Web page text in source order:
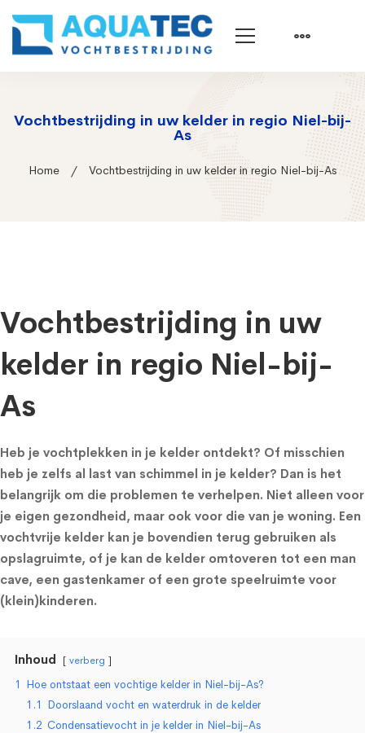
Vochtbestrijding in uw kelder in regio Niel-bij-
As
Home Vochtbestrijding in uw kelder in regio Niel-bij-As
Vochtbestrijding in uw
kelder in regio Niel-bij-
As
Heb je vochtplekken in je kelder ontdekt? Of misschien
heb je zelfs al last van schimmel in je kelder? Dan is het
belangrijk om die problemen te verhelpen. Niet alleen voor
je eigen gezondheid, maar ook voor die van je woning. Een
vochtvrije kelder kan je bovendien terug gebruiken als
opslagruimte, of je kan de kelder omtoveren tot een man
cave, een gastenkamer of een grote speelruimte voor
(klein)kinderen.
Inhoud verberg
1 Hoe ontstaat een vochtige kelder in Niel-bij-As?
1.1 Doorslaand vocht en waterdruk in de kelder
1.2 Condensatievocht in je kelder in Niel-bij-As